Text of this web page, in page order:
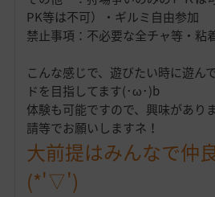
PK等は不可）・ギルミ自由参加
禁止事項：不必要な全チャ等・粘
こんな感じで、遊びたい時に遊ん
ドを目指してます(･ω･)b
体験も可能ですので、興味があり
請等でお願いしますネ！
大前提はみんなで仲
(*'▽')